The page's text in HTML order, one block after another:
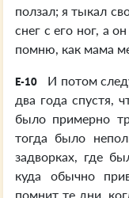
ползал; я тыкал
снег с его ног, а
помню, как мама
E-10
И потом
два года спустя,
было примерно
тогда было
задворках, где
куда обычно
помнит те дни,